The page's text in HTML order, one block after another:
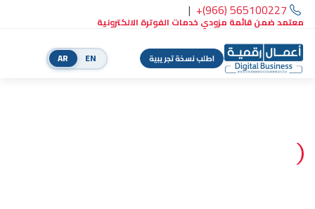
+(966) 565100227
|
معتمد ضمن قائمة مزودي خدمات الفوترة الالكترونية
اطلب نسخة تجريبية EN
AR